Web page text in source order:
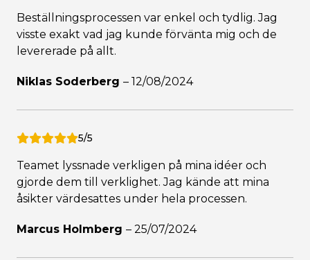
Beställningsprocessen var enkel och tydlig. Jag
visste exakt vad jag kunde förvänta mig och de
levererade på allt.
Niklas Soderberg – 12/08/2024
5/5
Teamet lyssnade verkligen på mina idéer och
gjorde dem till verklighet. Jag kände att mina
åsikter värdesattes under hela processen.
Marcus Holmberg – 25/07/2024